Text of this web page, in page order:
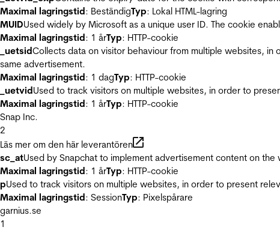
Maximal lagringstid: BeständigTyp: Lokal HTML-lagring
MUIDUsed widely by Microsoft as a unique user ID. The cookie
Maximal lagringstid: 1 årTyp: HTTP-cookie
_uetsidCollects data on visitor behaviour from multiple websites,
same advertisement.
Maximal lagringstid: 1 dagTyp: HTTP-cookie
_uetvidUsed to track visitors on multiple websites, in order to
Maximal lagringstid: 1 årTyp: HTTP-cookie
Snap Inc.
2
Läs mer om den här leverantören
sc_atUsed by Snapchat to implement advertisement content on
Maximal lagringstid: 1 årTyp: HTTP-cookie
pUsed to track visitors on multiple websites, in order to present
Maximal lagringstid: SessionTyp: Pixelspårare
garnius.se
1